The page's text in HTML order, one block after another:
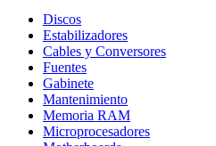
Discos
Estabilizadores
Cables y Conversores
Fuentes
Gabinete
Mantenimiento
Memoria RAM
Microprocesadores